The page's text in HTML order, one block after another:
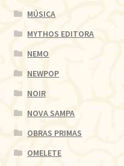
MÚSICA
MYTHOS EDITORA
NEMO
NEWPOP
NOIR
NOVA SAMPA
OBRAS PRIMAS
OMELETE